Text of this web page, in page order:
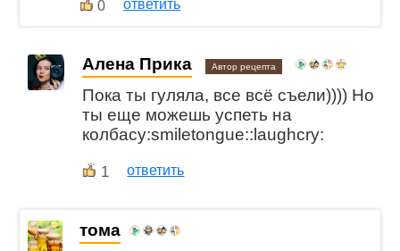
0 ответить
Алена Прика Автор рецепта
Пока ты гуляла, все всё съели)))) Но
ты еще можешь успеть на
колбасу:smiletongue::laughcry:
1 ответить
тома